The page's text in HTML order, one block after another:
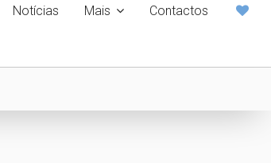
Notícias Mais Contactos